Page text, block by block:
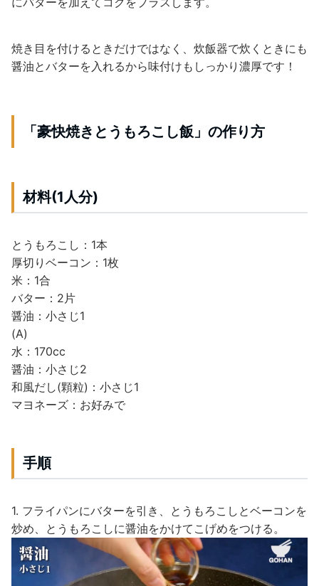
焼き目を付けるときだけではなく、炊飯器で炊くときにも
醤油とバターを入れるから味付けもしっかり濃厚です！
「豪快焼きとうもろこし飯」の作り方
材料(1人分)
とうもろこし：1本
厚切りベーコン：1枚
米：1合
バター：2片
醤油：小さじ1
(A)
水：170cc
醤油：小さじ2
和風だし(顆粒)：小さじ1
マヨネーズ：お好みで
手順
1. フライパンにバターを引き、とうもろこしとベーコンを
炒め、とうもろこしに醤油をかけてこげめをつける。